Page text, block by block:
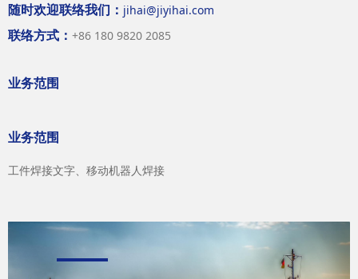
业务范围
工件焊接文字、移动机器人焊接
随时欢迎联络我们： jihai@jiyihai.com
联络方式： +86 180 9820 2085
业务范围